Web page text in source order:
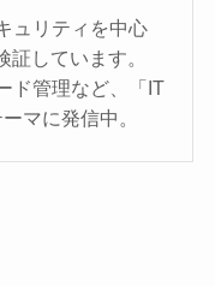
ュリティを中心
しています。
ド管理など、「IT
マに発信中。